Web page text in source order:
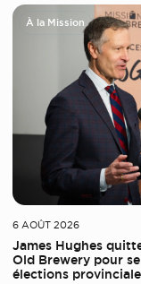
À la Mission
6 AOÛT 2026
James Hughes
Old Brewery pour
élections